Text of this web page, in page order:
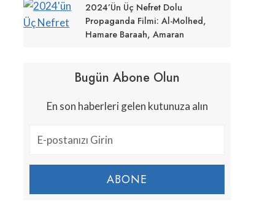
2024’ün Üç Nefret Dolu
Propaganda Filmi: Al-Molhed,
Hamare Baraah, Amaran
Bugün Abone Olun
En son haberleri gelen kutunuza alın
ABONE